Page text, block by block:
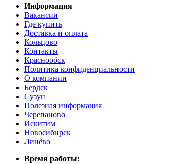
Информация
Вакансии
Где купить
Доставка и оплата
Кольцово
Контакты
Краснообск
Политика конфиденциальности
О компании
Бердск
Сузун
Полезная информация
Черепаново
Искитим
Новосибирск
Линёво
Время работы: